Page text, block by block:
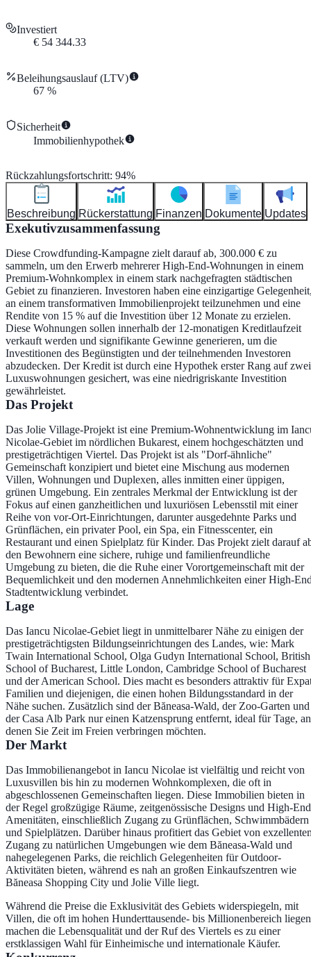
Investiert
€ 54 344.33
Beleihungsauslauf (LTV)
67 %
Sicherheit
Immobilienhypothek
Rückzahlungsfortschritt: 94%
Beschreibung Rückerstattung Finanzen Dokumente Updates
Exekutivzusammenfassung
Diese Crowdfunding-Kampagne zielt darauf ab, 300.000 € zu
sammeln, um den Erwerb mehrerer High-End-Wohnungen in einem
Premium-Wohnkomplex in einem stark nachgefragten städtischen
Gebiet zu finanzieren. Investoren haben eine einzigartige
an einem transformativen Immobilienprojekt teilzunehmen und eine
Rendite von 15 % auf die Investition über 12 Monate zu erzielen.
Diese Wohnungen sollen innerhalb der 12-monatigen Kreditlaufzeit
verkauft werden und signifikante Gewinne generieren, um die
Investitionen des Begünstigten und der teilnehmenden Investoren
abzudecken. Der Kredit ist durch eine Hypothek erster Rang auf zwei
Luxuswohnungen gesichert, was eine niedrigriskante Investition
gewährleistet.
Das Projekt
Das Jolie Village-Projekt ist eine Premium-Wohnentwicklung im
Nicolae-Gebiet im nördlichen Bukarest, einem hochgeschätzten und
prestigeträchtigen Viertel. Das Projekt ist als "Dorf-ähnliche"
Gemeinschaft konzipiert und bietet eine Mischung aus modernen
Villen, Wohnungen und Duplexen, alles inmitten einer üppigen,
grünen Umgebung. Ein zentrales Merkmal der Entwicklung ist der
Fokus auf einen ganzheitlichen und luxuriösen Lebensstil mit einer
Reihe von vor-Ort-Einrichtungen, darunter ausgedehnte Parks und
Grünflächen, ein privater Pool, ein Spa, ein Fitnesscenter, ein
Restaurant und einen Spielplatz für Kinder. Das Projekt zielt darauf
den Bewohnern eine sichere, ruhige und familienfreundliche
Umgebung zu bieten, die die Ruhe einer Vorortgemeinschaft mit der
Bequemlichkeit und den modernen Annehmlichkeiten einer High-
Stadtentwicklung verbindet.
Lage
Das Iancu Nicolae-Gebiet liegt in unmittelbarer Nähe zu einigen der
prestigeträchtigsten Bildungseinrichtungen des Landes, wie: Mark
Twain International School, Olga Gudyn International School, British
School of Bucharest, Little London, Cambridge School of Bucharest
und der American School. Dies macht es besonders attraktiv für
Familien und diejenigen, die einen hohen Bildungsstandard in der
Nähe suchen. Zusätzlich sind der Băneasa-Wald, der Zoo-Garten und
der Casa Alb Park nur einen Katzensprung entfernt, ideal für Tage, an
denen Sie Zeit im Freien verbringen möchten.
Der Markt
Das Immobilienangebot in Iancu Nicolae ist vielfältig und reicht von
Luxusvillen bis hin zu modernen Wohnkomplexen, die oft in
abgeschlossenen Gemeinschaften liegen. Diese Immobilien bieten in
der Regel großzügige Räume, zeitgenössische Designs und High-
Amenitäten, einschließlich Zugang zu Grünflächen, Schwimmbädern
und Spielplätzen. Darüber hinaus profitiert das Gebiet von
Zugang zu natürlichen Umgebungen wie dem Băneasa-Wald und
nahegelegenen Parks, die reichlich Gelegenheiten für Outdoor-
Aktivitäten bieten, während es nah an großen Einkaufszentren wie
Băneasa Shopping City und Jolie Ville liegt.
Während die Preise die Exklusivität des Gebiets widerspiegeln, mit
Villen, die oft im hohen Hunderttausende- bis Millionenbereich
machen die Lebensqualität und der Ruf des Viertels es zu einer
erstklassigen Wahl für Einheimische und internationale Käufer.